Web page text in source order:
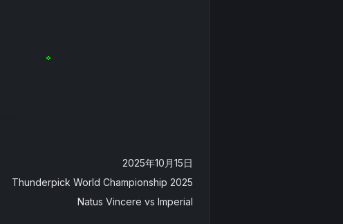
2025年10月15日
Thunderpick World Championship 2025
Natus Vincere vs Imperial